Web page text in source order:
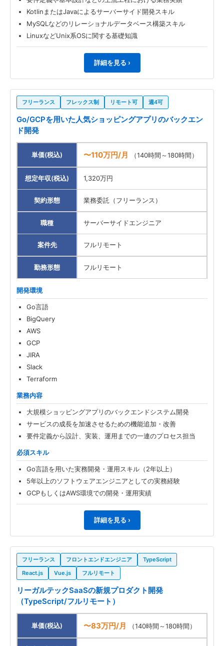
KotlinまたはJavaによるサーバーサイド開発スキル
MySQLなどのリレーショナルデータベース構築スキル
LinuxなどUnix系OSに関する基礎知識
詳細を見る ›
フリーランス フレックス制 リモート可 週4可
Go/GCPを用いた人気ショッピングアプリのバックエン
ド開発
単価(税込) 〜110万円/月 （140時間～180時間）
想定年収(税込) 1,320万円
契約形態 業務委託（フリーランス）
職種 サーバーサイドエンジニア
案件先 フルリモート
勤務形態 フルリモート
開発環境
Go言語
BigQuery
AWS
GCP
JIRA
Slack
Terraform
業務内容
大規模ショッピングアプリのバックエンドシステム開発
サービスの成長を加速させるための機能追加・改善
要件定義から設計、実装、運用までの一連のプロセス担当
必須スキル
Go言語を用いた実務開発・運用スキル（2年以上）
5年以上のソフトウェアエンジニアとしての実務経験
GCPもしくはAWS環境での開発・運用実績
詳細を見る ›
フリーランス フロントエンドエンジニア
TypeScript
React.js
Vue.js フルリモート
リーガルテックSaaSの新規プロダクト開発
（TypeScript/フルリモート）
単価(税込) 〜83万円/月 （140時間～180時間）